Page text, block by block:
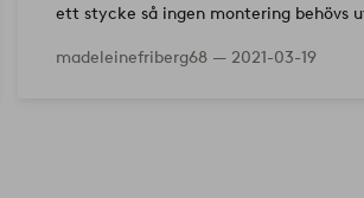
ett stycke så ingen montering behövs
madeleinefriberg68 — 2021-03-19